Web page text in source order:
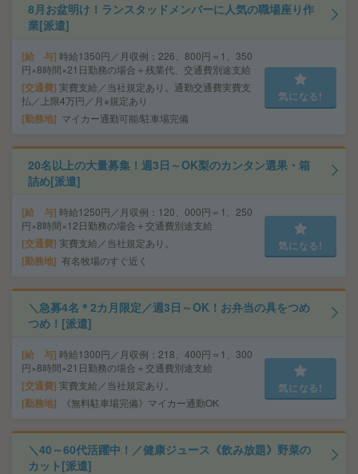
8月お盆明け！ランスタッドメンバーに人気の職場座り作
業[派遣]
給 与 時給1350円／月収例：226、800円＝1、350
円×8時間×21日勤務の場合＋残業代、交通費別途支給
交通費 実費支給／当社規定あり。通勤交通費実費支
払／上限4万円／月※規定あり
勤務地 マイカー通勤可能/駐車場完備
気になる!
20名以上の大量募集！週3日～OK梨のカンタン選果・箱
詰め[派遣]
給 与 時給1250円／月収例：120、000円＝1、250
円×8時間×12日勤務の場合＋交通費別途支給
交通費 実費支給／当社規定あり。
勤務地 有名牧場のすぐ近く
気になる!
＼急募4名＊2カ月限定／週3日～OK！お弁当の具をつめ
つめ！[派遣]
給 与 時給1300円／月収例：218、400円＝1、300
円×8時間×21日勤務の場合＋交通費別途支給
交通費 実費支給／当社規定あり。
勤務地 《無料駐車場完備》マイカー通勤OK
気になる!
＼40～60代活躍中！／健康ジュース《飲み放題》野菜の
カット[派遣]